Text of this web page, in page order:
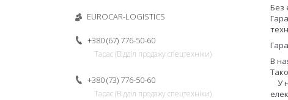
Без
В
У
EUROCAR-LOGISTICS
+380 (67) 776-50-60
Тарас (Відділ продажу спецтехніки)
+380 (73) 776-50-60
Тарас (Відділ продажу спецтехніки)